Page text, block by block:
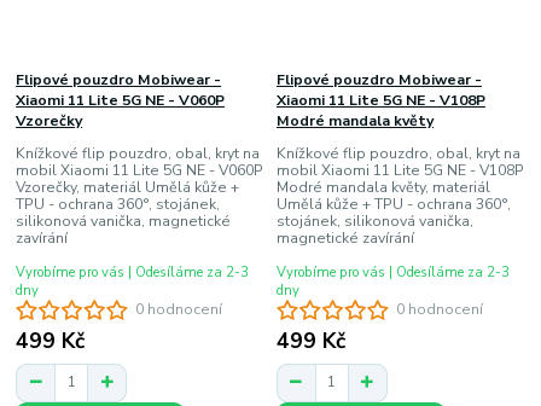
0 hodnocení
Flipové pouzdro Mobiwear -
Xiaomi 11 Lite 5G NE - V060P
Vzorečky
Knížkové flip pouzdro, obal, kryt na
mobil Xiaomi 11 Lite 5G NE - V060P
Vzorečky, materiál Umělá kůže +
TPU - ochrana 360°, stojánek,
silikonová vanička, magnetické
zavírání
499 Kč
Vyrobíme pro vás | Odesíláme za 2-3
dny
0 hodnocení
Flipové pouzdro Mobiwear -
Xiaomi 11 Lite 5G NE - V108P
Modré mandala květy
Knížkové flip pouzdro, obal, kryt na
mobil Xiaomi 11 Lite 5G NE - V108P
Modré mandala květy, materiál
Umělá kůže + TPU - ochrana 360°,
stojánek, silikonová vanička,
magnetické zavírání
499 Kč
Vyrobíme pro vás | Odesíláme za 2-3
dny